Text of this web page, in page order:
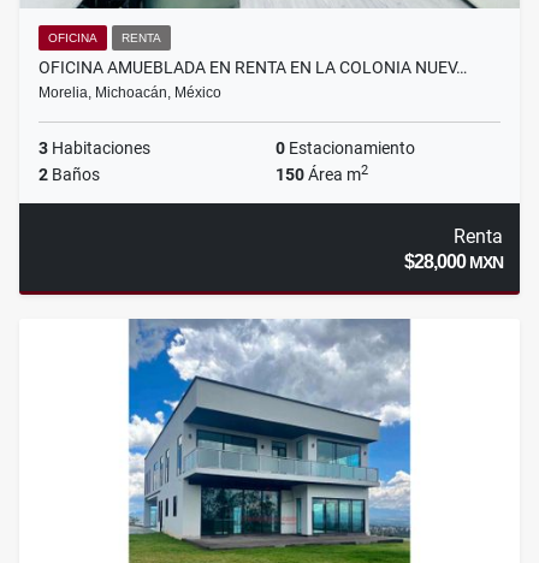
OFICINA RENTA
OFICINA AMUEBLADA EN RENTA EN LA COLONIA NUEV…
Morelia, Michoacán, México
3 Habitaciones 0 Estacionamiento
2 Baños 150Área m2
Renta
$28,000MXN